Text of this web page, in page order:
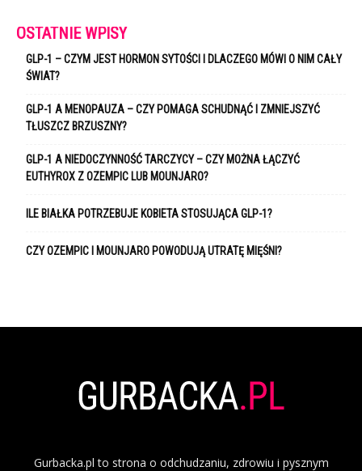
OSTATNIE WPISY
GLP-1 – CZYM JEST HORMON SYTOŚCI I DLACZEGO MÓWI O NIM CAŁY
ŚWIAT?
GLP-1 A MENOPAUZA – CZY POMAGA SCHUDNĄĆ I ZMNIEJSZYĆ
TŁUSZCZ BRZUSZNY?
GLP-1 A NIEDOCZYNNOŚĆ TARCZYCY – CZY MOŻNA ŁĄCZYĆ
EUTHYROX Z OZEMPIC LUB MOUNJARO?
ILE BIAŁKA POTRZEBUJE KOBIETA STOSUJĄCA GLP-1?
CZY OZEMPIC I MOUNJARO POWODUJĄ UTRATĘ MIĘŚNI?
Gurbacka.pl to strona o odchudzaniu, zdrowiu i pysznym